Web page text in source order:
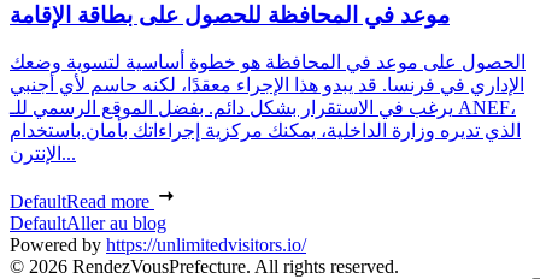
موعد في المحافظة للحصول على بطاقة الإقامة
الحصول على موعد في المحافظة هو خطوة أساسية لتسوية وضعك
الإداري في فرنسا. قد يبدو هذا الإجراء معقدًا، لكنه حاسم لأي أجنبي
يرغب في الاستقرار بشكل دائم. بفضل الموقع الرسمي للـ ANEF،
الذي تديره وزارة الداخلية، يمكنك مركزية إجراءاتك بأمان.باستخدام
الإنترن...
DefaultRead more
DefaultAller au blog
Powered by https://unlimitedvisitors.io/
© 2026 RendezVousPrefecture. All rights reserved.